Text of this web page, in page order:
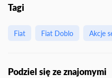
Tagi
Fiat Fiat Doblo Akcje
Podziel się ze znajomymi